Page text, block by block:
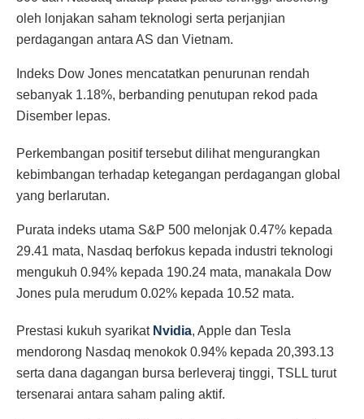
oleh lonjakan saham teknologi serta perjanjian
perdagangan antara AS dan Vietnam.
Indeks Dow Jones mencatatkan penurunan rendah
sebanyak 1.18%, berbanding penutupan rekod pada
Disember lepas.
Perkembangan positif tersebut dilihat mengurangkan
kebimbangan terhadap ketegangan perdagangan global
yang berlarutan.
Purata indeks utama S&P 500 melonjak 0.47% kepada
29.41 mata, Nasdaq berfokus kepada industri teknologi
mengukuh 0.94% kepada 190.24 mata, manakala Dow
Jones pula merudum 0.02% kepada 10.52 mata.
Prestasi kukuh syarikat Nvidia, Apple dan Tesla
mendorong Nasdaq menokok 0.94% kepada 20,393.13
serta dana dagangan bursa berleveraj tinggi, TSLL turut
tersenarai antara saham paling aktif.